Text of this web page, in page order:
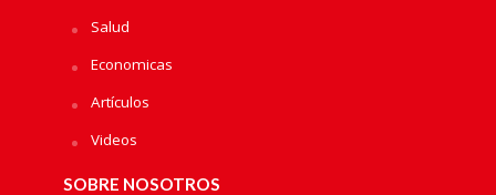
Salud
Economicas
Artículos
Videos
SOBRE NOSOTROS